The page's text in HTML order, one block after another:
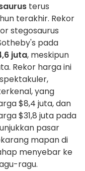
terus
terakhir. Rekor
stegosaurus
pada
juta, meskipun
Rekor harga ini
yang
$8,4 juta, dan
$31,8 juta pada
pasar
mapan di
menyebar ke
ragu.